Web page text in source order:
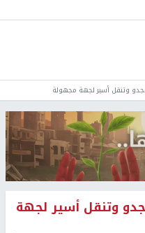
وتنقل أسير لجهة مجهولة
وتنقل أسير لجهة